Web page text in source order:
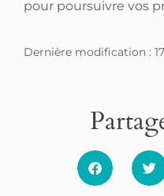
pour poursuivre vos
Dernière modification :